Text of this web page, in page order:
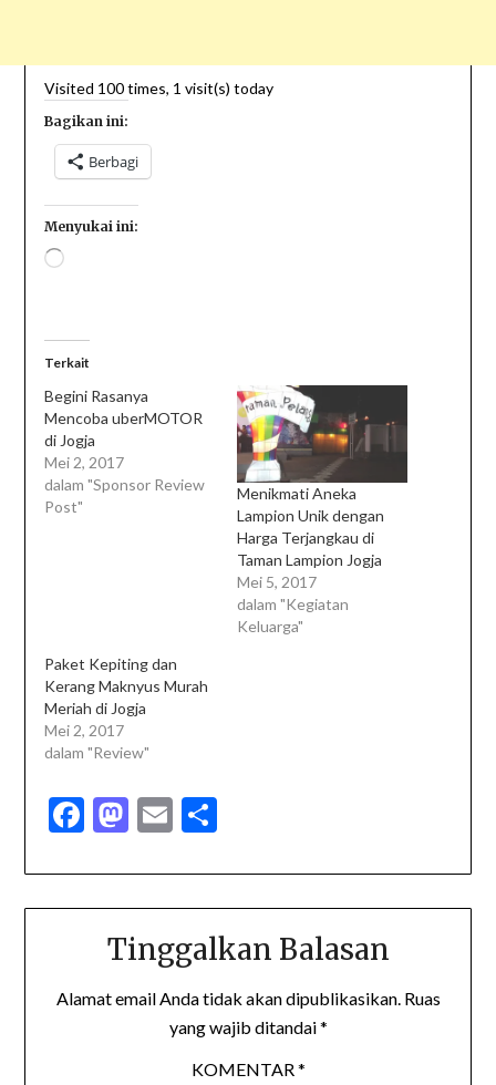
Visited 100 times, 1 visit(s) today
Bagikan ini:
Berbagi
Menyukai ini:
Terkait
Begini Rasanya
Mencoba uberMOTOR
di Jogja
Mei 2, 2017
dalam "Sponsor Review
Post"
Menikmati Aneka
Lampion Unik dengan
Harga Terjangkau di
Taman Lampion Jogja
Mei 5, 2017
dalam "Kegiatan
Keluarga"
Paket Kepiting dan
Kerang Maknyus Murah
Meriah di Jogja
Mei 2, 2017
dalam "Review"
Facebook
Mastodon
EmailShare
Tinggalkan Balasan
Alamat email Anda tidak akan dipublikasikan. Ruas
yang wajib ditandai*
KOMENTAR *